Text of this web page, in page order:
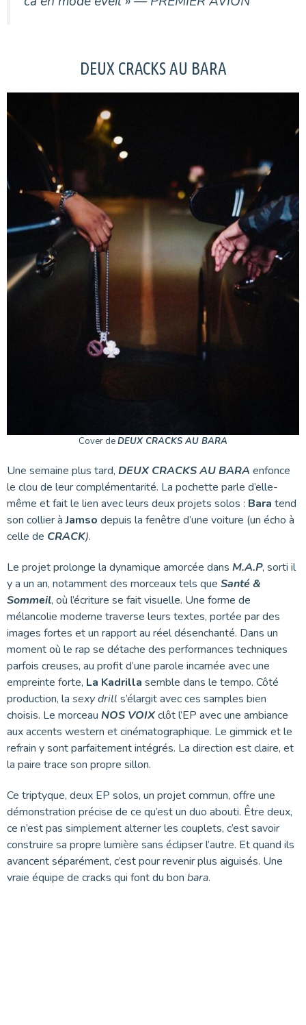
DEUX CRACKS AU BARA
Cover deDEUX CRACKS AU BARA
Une semaine plus tard, DEUX CRACKS AU BARA enfonce
le clou de leur complémentarité. La pochette parle d’elle-
même et fait le lien avec leurs deux projets solos : Bara tend
son collier àJamso depuis la fenêtre d’une voiture (un écho à
celle de CRACK).
Le projet prolonge la dynamique amorcée dans M.A.P, sorti il
y a un an, notamment des morceaux tels que Santé &
Sommeil, où l’écriture se fait visuelle. Une forme de
mélancolie moderne traverse leurs textes, portée par des
images fortes et un rapport au réel désenchanté. Dans un
moment où le rap se détache des performances techniques
parfois creuses, au profit d’une parole incarnée avec une
empreinte forte, La Kadrilla semble dans le tempo. Côté
production, la sexy drill s’élargit avec ces samples bien
choisis. Le morceau NOS VOIXclôt l’EP avec une ambiance
aux accents western et cinématographique. Le gimmick et le
refrain y sont parfaitement intégrés. La direction est claire, et
la paire trace son propre sillon.
Ce triptyque, deux EP solos, un projet commun, offre une
démonstration précise de ce qu’est un duo abouti. Être deux,
ce n’est pas simplement alterner les couplets, c’est savoir
construire sa propre lumière sans éclipser l’autre. Et quand ils
avancent séparément, c’est pour revenir plus aiguisés. Une
vraie équipe de cracks qui font du bon bara.